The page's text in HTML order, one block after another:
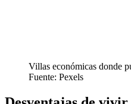
Villas económicas donde
Fuente: Pexels